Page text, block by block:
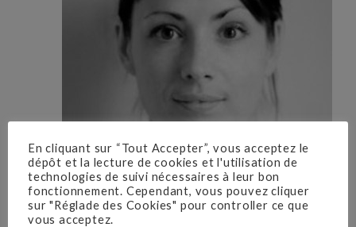
En cliquant sur “Tout Accepter”, vous acceptez le
dépôt et la lecture de cookies et l'utilisation de
technologies de suivi nécessaires à leur bon
fonctionnement. Cependant, vous pouvez cliquer
sur "Réglade des Cookies" pour controller ce que
vous acceptez.